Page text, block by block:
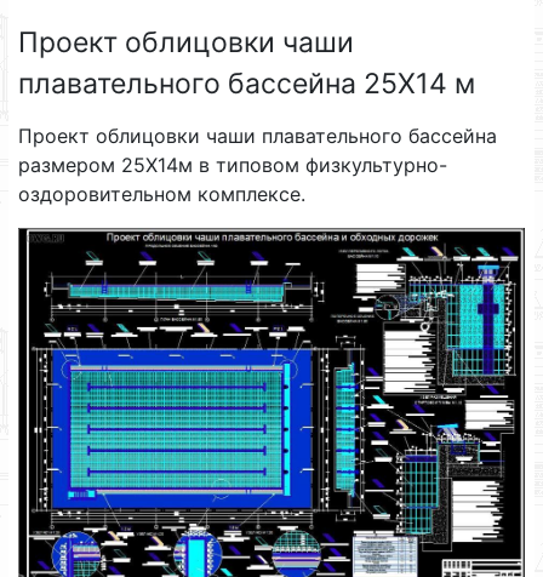
Проект облицовки чаши
плавательного бассейна 25X14 м
Проект облицовки чаши плавательного бассейна
размером 25X14м в типовом физкультурно-
оздоровительном комплексе.